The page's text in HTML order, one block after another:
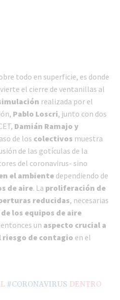
todo en superficie, es donde
el cierre de ventanillas al
realizada por el
Pablo Loscri, junto con dos
Damián Ramajo y
de los colectivos muestra
de las gotículas de la
del coronavirus- sino
el ambiente dependiendo de
de aire. La proliferación de
reducidas, necesarias
los equipos de aire
un aspecto crucial a
riesgo de contagio en el
#CORONAVIRUS DENTRO